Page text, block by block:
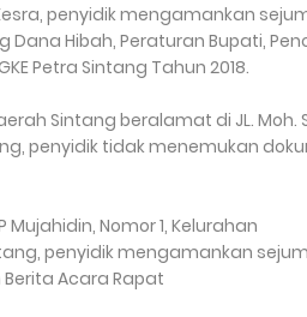
penyidik mengamankan
Hibah, Peraturan Bupati,
Petra Sintang Tahun 2018.
Sintang beralamat di JL. Moh.
penyidik tidak menemukan
Nomor 1, Kelurahan
penyidik mengamankan
Acara Rapat